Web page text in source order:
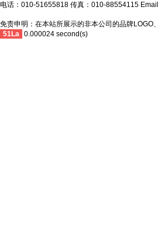
电话：010-51655818 传真：010-88554115
免责申明：在本站所展示的非本公司的品牌LOGO
51La 0.000024 second(s)